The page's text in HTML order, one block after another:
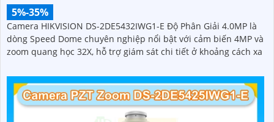
5%-35%
Camera HIKVISION DS-2DE5432IWG1-E Độ Phân Giải 4.0MP là
dòng Speed Dome chuyên nghiệp nổi bật với cảm biến 4MP và
zoom quang học 32X, hỗ trợ giám sát chi tiết ở khoảng cách xa